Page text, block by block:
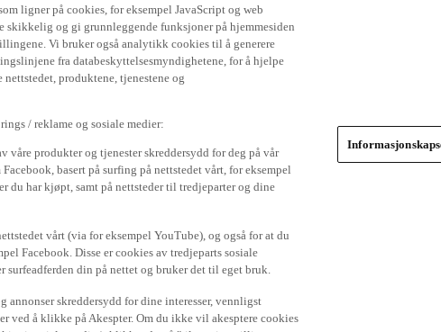
ligner på cookies, for eksempel JavaScript og web
skikkelig og gi grunnleggende funksjoner på hjemmesiden
Vi bruker også analytikk cookies til å generere
fra databeskyttelsesmyndighetene, for å hjelpe
produktene, tjenestene og
/ reklame og sosiale medier:
våre produkter og tjenester skreddersydd for deg på vår
basert på surfing på nettstedet vårt, for eksempel
har kjøpt, samt på nettsteder til tredjeparter og dine
vårt (via for eksempel YouTube), og også for at du
Facebook. Disse er cookies av tredjeparts sosiale
surfeadferden din på nettet og bruker det til eget bruk.
skreddersydd for dine interesser, vennligst
ved å klikke på Akespter. Om du ikke vil akesptere cookies